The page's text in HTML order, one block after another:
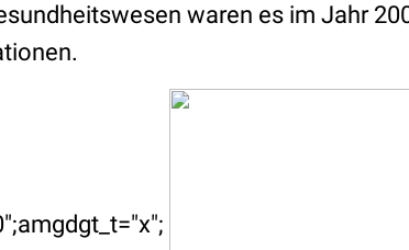
waren es im Jahr